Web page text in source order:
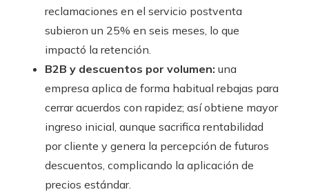
reclamaciones en el servicio postventa
subieron un 25% en seis meses, lo que
impactó la retención.
B2B y descuentos por volumen: una
empresa aplica de forma habitual rebajas para
cerrar acuerdos con rapidez; así obtiene mayor
ingreso inicial, aunque sacrifica rentabilidad
por cliente y genera la percepción de futuros
descuentos, complicando la aplicación de
precios estándar.